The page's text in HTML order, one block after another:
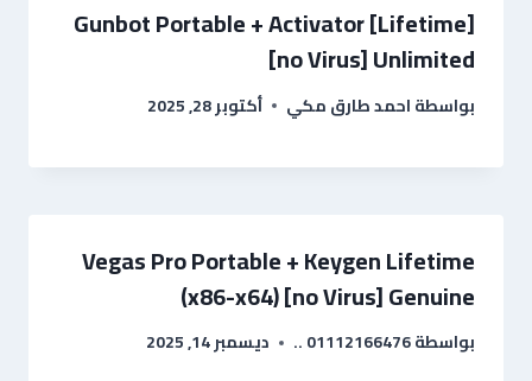
Gunbot Portable + Activator [Lifetime]
[no Virus] Unlimited
بواسطةاحمد طارق مكي أكتوبر 28, 2025
Vegas Pro Portable + Keygen Lifetime
(x86-x64) [no Virus] Genuine
بواسطة01112166476 .. ديسمبر 14, 2025